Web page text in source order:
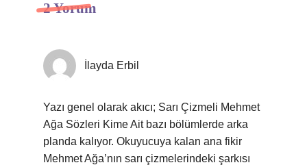
2 Yorum
İlayda Erbil
Yazı genel olarak akıcı; Sarı Çizmeli Mehmet
Ağa Sözleri Kime Ait bazı bölümlerde arka
planda kalıyor. Okuyucuya kalan ana fikir
Mehmet Ağa’nın sarı çizmelerindeki şarkısı